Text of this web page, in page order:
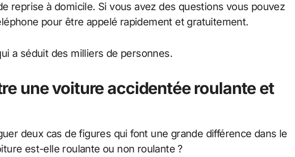
reprise à domicile. Si vous avez des questions vous pouvez
pour être appelé rapidement et gratuitement.
a séduit des milliers de personnes.
une voiture accidentée roulante et
deux cas de figures qui font une grande différence dans le
est-elle roulante ou non roulante ?